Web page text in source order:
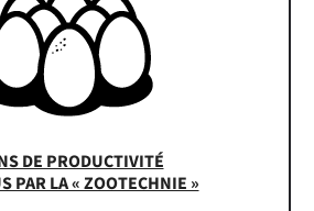
DE PRODUCTIVITÉ
PAR LA « ZOOTECHNIE »